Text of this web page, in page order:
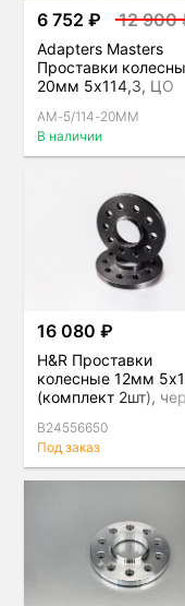
6 752 ₽ 12 900
Adapters Masters
Проставки
20мм 5х114,3, ЦО
черные
AM-5/114-20MM
В наличии
16 080 ₽
H&R Проставки
колесные 12мм
(комплект 2шт),
B24556650
Под заказ